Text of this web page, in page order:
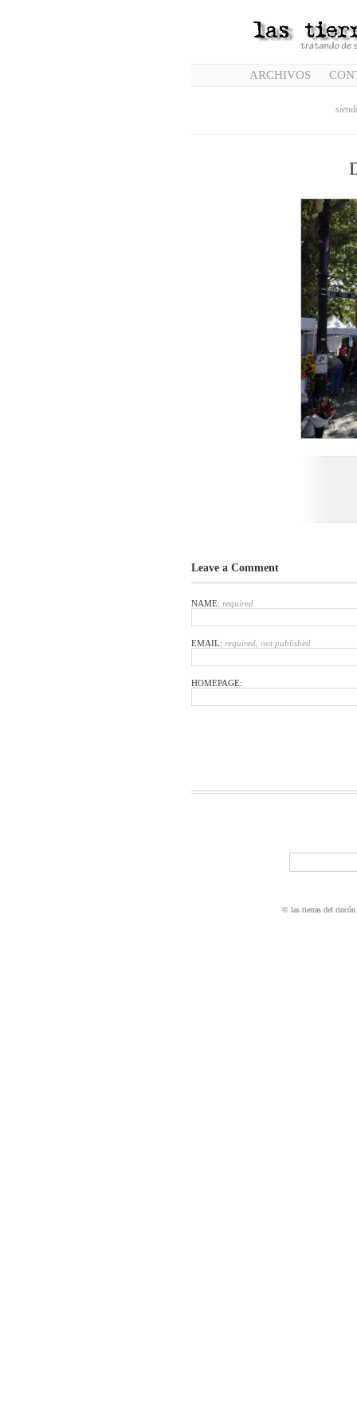
ARCHIVOS
Leave a Comment
NAME: required
EMAIL: required, not published
HOMEPAGE:
© las tierras del rincón